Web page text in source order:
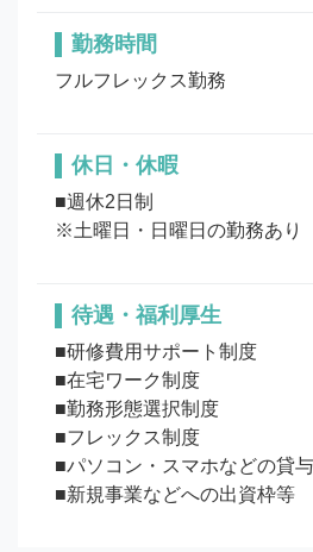
勤務時間
フルフレックス勤務
休日・休暇
■週休2日制
待遇・福利厚生
■研修費用サポート制度
■在宅ワーク制度
■勤務形態選択制度
■フレックス制度
■パソコン・スマホなどの貸与
■新規事業などへの出資枠等